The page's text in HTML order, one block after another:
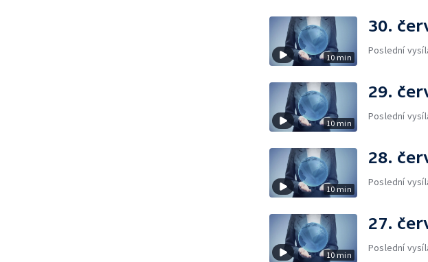
10 min
30.
Poslední
10 min
29.
Poslední
10 min
28.
Poslední
10 min
27.
Poslední